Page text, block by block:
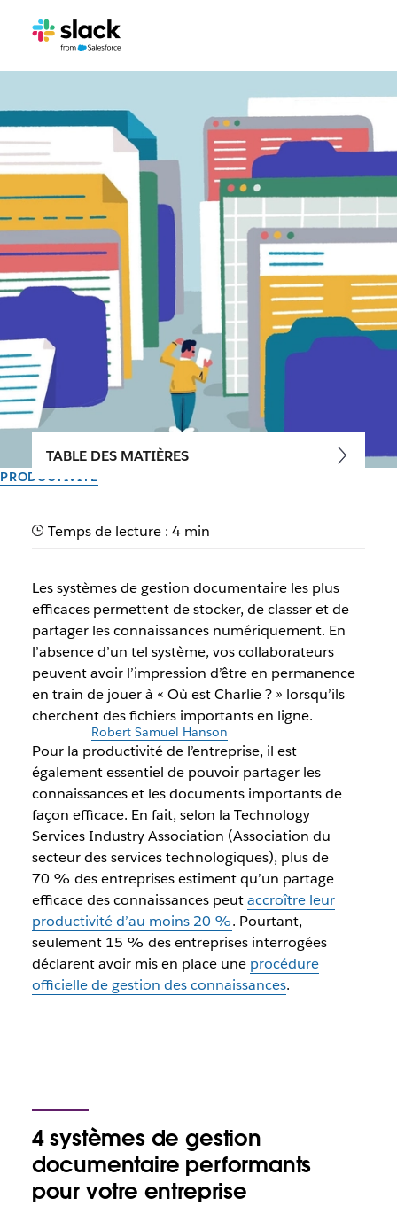
PRODUCTIVITÉ
Gestion documentaire :
pour votre entreprise
Soutenez la collaboration, l’innovation et le partage de
connaissances au travail grâce à ces outils
Auteur : Ben Luthi
30 septembre 2025
Robert Samuel Hanson
TABLE DES MATIÈRES
Temps de lecture : 4 min
Les systèmes de gestion documentaire les plus
efficaces permettent de stocker, de classer et de
partager les connaissances numériquement. En
l’absence d’un tel système, vos collaborateurs
peuvent avoir l’impression d’être en permanence
en train de jouer à « Où est Charlie ? » lorsqu’ils
cherchent des fichiers importants en ligne.
Pour la productivité de l’entreprise, il est
également essentiel de pouvoir partager les
connaissances et les documents importants de
façon efficace. En fait, selon la Technology
Services Industry Association (Association du
secteur des services technologiques), plus de
70 % des entreprises estiment qu’un partage
efficace des connaissances peutaccroître leur
productivité d’au moins 20 %. Pourtant,
seulement 15 % des entreprises interrogées
déclarent avoir mis en place une procédure
officielle de gestion des connaissances.
4 systèmes de gestion
documentaire performants
pour votre entreprise